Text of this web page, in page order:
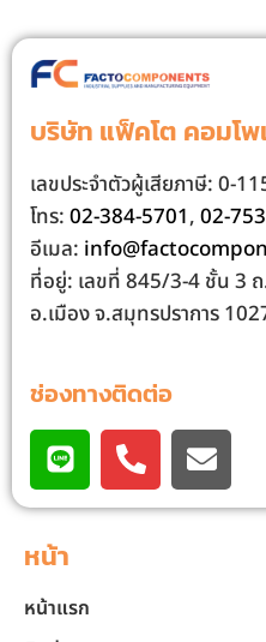
บริษัท แฟ็คโต คอมโ
เลขประจําตัวผู้เสียภาษี: 0-
โทร:02-384-5701,02-
อีเมล:
ที่อยู่: เลขที่ 845/3-4 ชั้น 3
อ.เมือง จ.สมุทรปราการ
ช่องทางติดต่อ
หน้า
หน้าแรก